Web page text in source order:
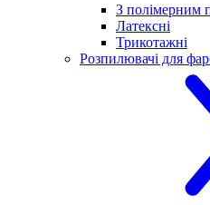
З полімерним
Латексні
Трикотажні
Розпилювачі для